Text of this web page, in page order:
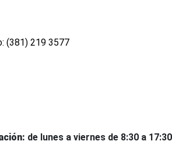
(381) 219 3577
de lunes a viernes de 8:30 a 17:30